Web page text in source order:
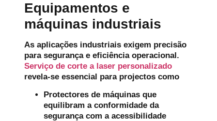
Equipamentos e
máquinas industriais
As aplicações industriais exigem precisão
para segurança e eficiência operacional.
Serviço de corte a laser personalizado
revela-se essencial para projectos como
Protectores de máquinas que
equilibram a conformidade da
segurança com a acessibilidade